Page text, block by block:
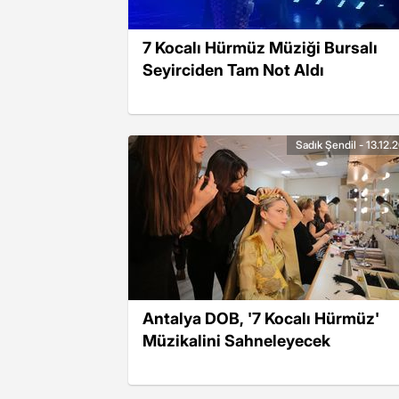
7 Kocalı Hürmüz Müziği Bursalı
Seyirciden Tam Not Aldı
Antalya DOB, '7 Kocalı Hürmüz'
Müzikalini Sahneleyecek
Sadık Şendil -